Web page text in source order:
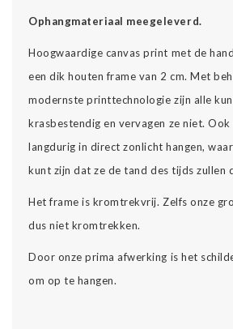
Ophangmateriaal meegeleverd.
Hoogwaardige canvas print met de
een dik houten frame van 2 cm. Met
modernste printtechnologie zijn alle
krasbestendig en vervagen ze niet. Ook
langdurig in direct zonlicht hangen,
kunt zijn dat ze de tand des tijds zullen
Het frame is kromtrekvrij. Zelfs onze
dus niet kromtrekken.
Door onze prima afwerking is het
om op te hangen.